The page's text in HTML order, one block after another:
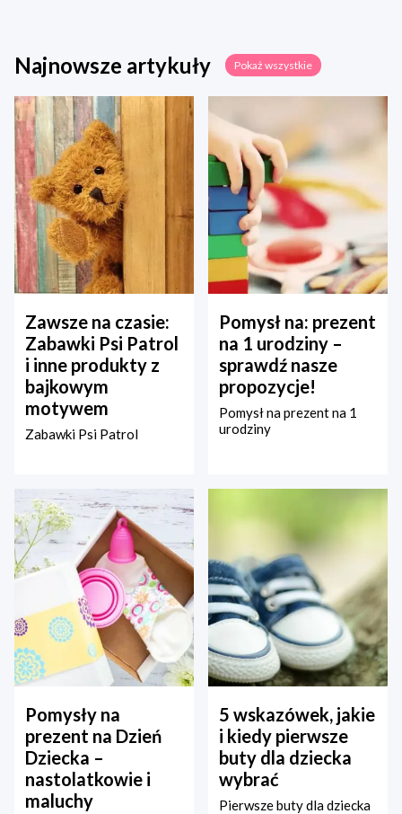
Najnowsze artykuły Pokaż wszystkie
Zawsze na czasie:
Zabawki Psi Patrol
i inne produkty z
bajkowym
motywem
Zabawki Psi Patrol
Pomysł na: prezent
na 1 urodziny –
sprawdź nasze
propozycje!
Pomysł na prezent na 1
urodziny
Pomysły na
prezent na Dzień
Dziecka –
nastolatkowie i
maluchy
5 wskazówek, jakie
i kiedy pierwsze
buty dla dziecka
wybrać
Pierwsze buty dla dziecka